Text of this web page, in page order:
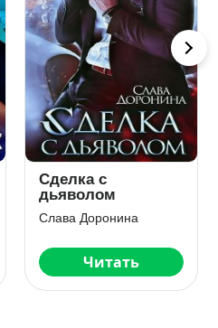
Опекун для
дочери бывшей.
Часть 2
Анна Бигси
Читать